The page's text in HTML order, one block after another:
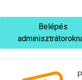
Belépés